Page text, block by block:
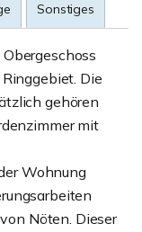
Sonstiges
Die
gehören
mit
Wohnung
Nöten. Dieser